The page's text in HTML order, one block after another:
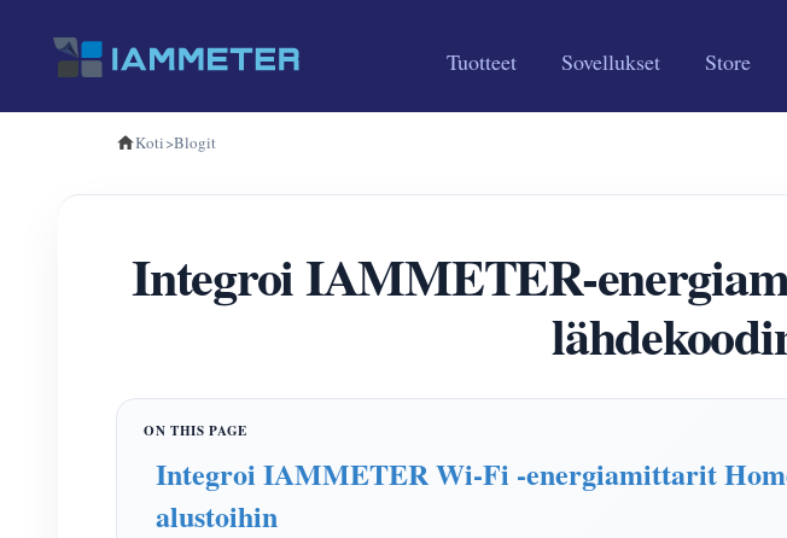
Tuotteet Sovellukset Store
Koti>Blogit
Integroi IAMMETER-
Integroi IAMMETER Wi-Fi -energiamittarit
alustoihin